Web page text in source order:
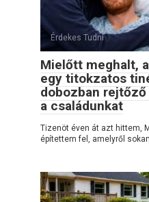
Érdekes Tudni
Mielőtt meghalt,
egy titokzatos
dobozban
a családunkat
Tizenöt éven át azt hittem,
építettem fel, amelyről